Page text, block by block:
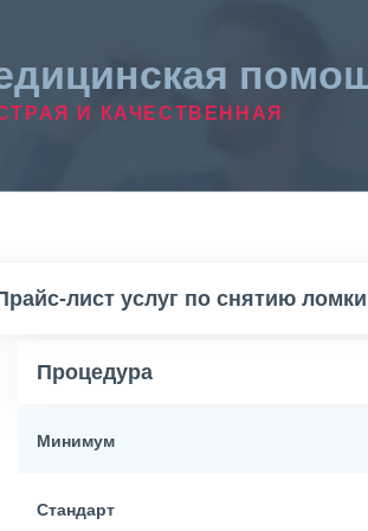
И КАЧЕСТВЕННАЯ
лист услуг по снятию ломки
Процедура
Минимум
Стандарт